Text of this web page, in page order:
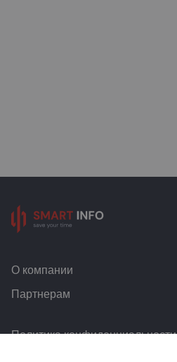
О компании
Партнерам
Политика конфиденциальности